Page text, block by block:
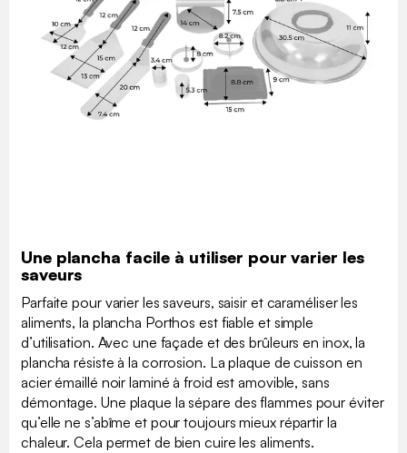
Une plancha facile à utiliser pour varier les
saveurs
Parfaite pour varier les saveurs, saisir et caraméliser les
aliments, la plancha Porthos est fiable et simple
d’utilisation. Avec une façade et des brûleurs en inox, la
plancha résiste à la corrosion. La plaque de cuisson en
acier émaillé noir laminé à froid est amovible, sans
démontage. Une plaque la sépare des flammes pour éviter
qu’elle ne s’abîme et pour toujours mieux répartir la
chaleur. Cela permet de bien cuire les aliments.